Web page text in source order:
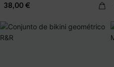
38,00 €